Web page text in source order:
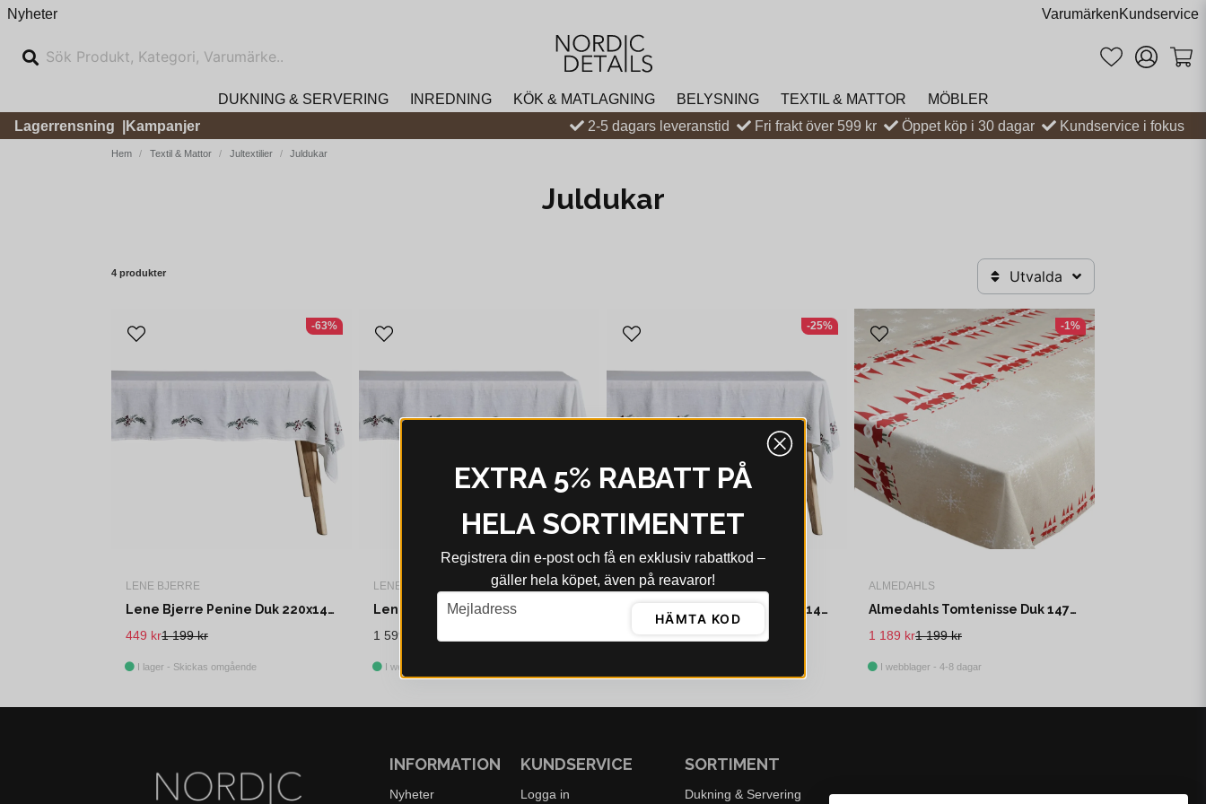
Nyheter VarumärkenKundservice
DUKNING & SERVERING INREDNING KÖK & MATLAGNING BELYSNING TEXTIL & MATTOR
MÖBLER
Lagerrensning
Kampanjer 2-5 dagars leveranstid Fri frakt över 599 kr Öppet köp i 30 dagar Kundservice i fokus
Hem Textil & Mattor Jultextilier Juldukar
Juldukar
4 produkter Utvalda
LENE BJERRE
Lene Bjerre Penine Duk 220x140 cm
1 199 kr
449 kr
I lager - Skickas omgående
-63%
LENE BJERRE
1 599 kr
I webblager - 4-8 dagar
LENE BJERRE
Lene Bjerre Penine Duk 320x140 cm
-25%
ALMEDAHLS
Almedahls Tomtenisse Duk 147X250 cm
1 199 kr
1 189 kr
I webblager - 4-8 dagar
-1%
EXTRA 5% RABATT PÅ
HELA SORTIMENTET
Registrera din e‑post och få en exklusiv rabattkod –
gäller hela köpet, även på reavaror!
email
Mejladress
HÄMTA KOD
INFORMATION
Nyheter
KUNDSERVICE
Logga in
SORTIMENT
Dukning & Servering